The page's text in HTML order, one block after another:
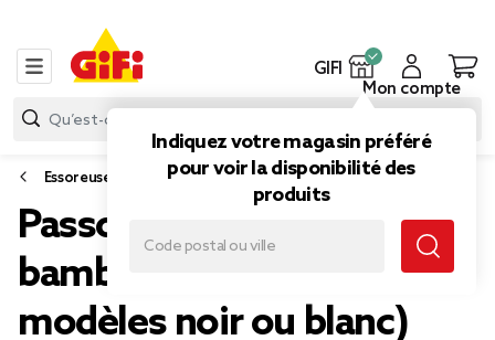
GIFI
Indiquez votre magasin préféré
pour voir la disponibilité des
produits
Mon compte
Essoreuse à salade, passoire et entonnoir
Passoire métal poignées
bambou Ø22xH18cm (2
modèles noir ou blanc)